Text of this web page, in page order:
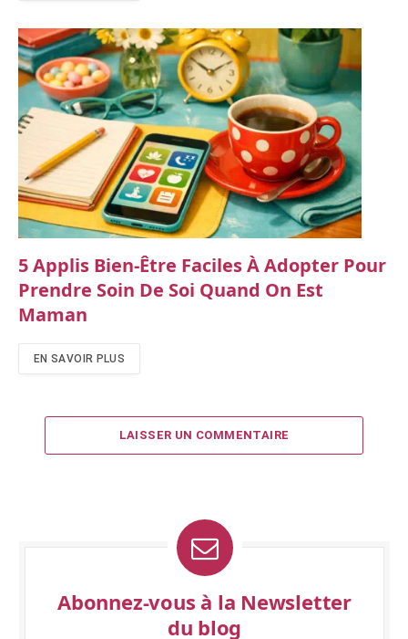
5 Applis Bien-Être Faciles À Adopter Pour
Prendre Soin De Soi Quand On Est
Maman
EN SAVOIR PLUS
LAISSER UN COMMENTAIRE
Abonnez-vous à la Newsletter
du blog